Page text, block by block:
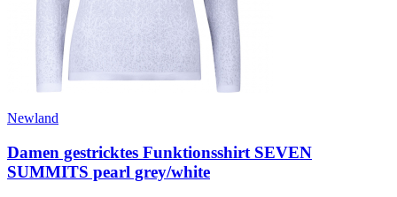
Newland
Damen gestricktes Funktionsshirt SEVEN
SUMMITS pearl grey/white